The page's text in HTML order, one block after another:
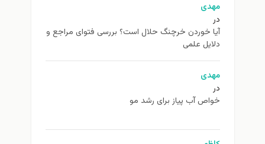
مهدی
در
آیا خوردن خرچنگ حلال است؟ بررسی فتوای مراجع و
دلایل علمی
مهدی
در
خواص آب پیاز برای رشد مو